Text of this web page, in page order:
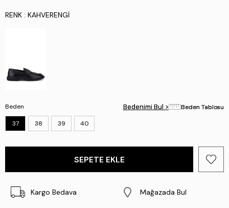
RENK : KAHVERENGI
Beden
37 38 39 40
Bedenimi Bul > Beden Tablosu
Bedenimi Bul > Beden Tablosu
Kargo Bedava Mağazada Bul